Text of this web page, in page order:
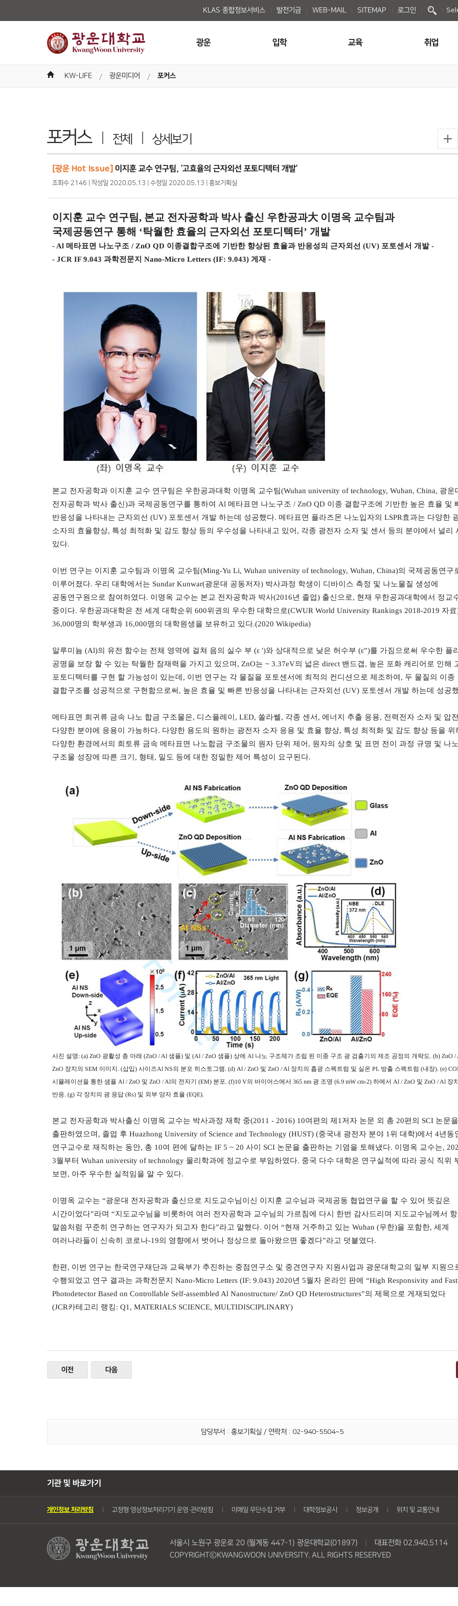
KLAS 종합정보서비스 발전기금 WEB-MAIL SITEMAP 로그인
광운 입학 교육 취업
KW-LIFE 광운미디어 포커스
포커스 전체 상세보기
[광운 Hot Issue]이지훈 교수 연구팀, ‘고효율의 근자외선 포토디텍터 개발’
조회수 2146 | 작성일 2020.05.13 | 수정일 2020.05.13 | 홍보기획실
이지훈 교수 연구팀, 본교 전자공학과 박사 출신 우한공과大 이명옥 교수팀과
국제공동연구 통해 ‘탁월한 효율의 근자외선 포토디텍터 ’개발
- Al메타표면 나노구조/ ZnO QD 이종결합구조에 기반한 향상된 효율과 반응성의 근자외선(UV) 포토센서 개발 -
- JCR IF 9.043과학전문지Nano-Micro Letters (IF: 9.043) 게재-
본교 전자공학과 이지훈 교수 연구팀은 우한공과대학 이명옥 교수팀(Wuhan university of technology, Wuhan, China, 광운
전자공학과 박사 출신)과 국제공동연구를 통하여 Al메타표면 나노구조/ ZnO QD 이종 결합구조에 기반한 높은 효율 및
반응성을 나타내는 근자외선(UV) 포토센서 개발 하는데 성공했다.메타표면 플라즈몬 나노입자의LSPR효과는 다양한
소자의 효율향상, 특성 최적화 및 감도 향상 등의 우수성을 나타내고 있어 , 각종 광전자 소자 및 센서 등의 분야에서 널리
있다.
이번 연구는 이지훈 교수팀과 이명옥 교수팀(Ming-Yu Li, Wuhan university of technology, Wuhan, China)의 국제공동연구
이루어졌다. 우리 대학에서는 Sundar Kunwar(광운대 공동저자) 박사과정 학생이 디바이스 측정 및 나노물질 생성에
공동연구원으로 참여하였다. 이명옥 교수는 본교 전자공학과 박사(2016년 졸업) 출신으로, 현재 우한공과대학에서 정교
중이다. 우한공과대학은 전 세계 대학순위 600위권의 우수한 대학으로(CWUR World University Rankings 2018-2019 자료
36,000명의 학부생과 16,000명의 대학원생을 보유하고 있다.(2020 Wikipedia)
알루미늄(Al)의 유전 함수는 전체 영역에 걸쳐 음의 실수 부(ε')와 상대적으로 낮은 허수부(ε”)를 가짐으로써 우수한 플
공명을 보장 할 수 있는 탁월한 잠재력을 가지고 있으며 , ZnO는~ 3.37eV의 넓은direct 밴드갭, 높은 포화 캐리어로 인해
포토디텍터를 구현 할 가능성이 있는데 , 이번 연구는 각 물질을 포토센서에 최적의 컨디션으로 제조하여 , 두 물질의 이종
결합구조를 성공적으로 구현함으로써 , 높은 효율 및 빠른 반응성을 나타내는 근자외선 (UV) 포토센서 개발 하는데 성공
메타표면 희귀류 금속 나노 합금 구조물은, 디스플레이 , LED, 쏠라쎌, 각종 센서 ,에너지 추출 응용, 전력전자 소자 및 압
다양한 분야에 응용이 가능하다. 다양한 용도의 원하는 광전자 소자 응용 및 효율 향상, 특성 최적화 및 감도 향상 등을 위
다양한 환경에서의 희토류 금속 메타표면 나노합금 구조물의 원자 단위 제어 , 원자의 상호 및 표면 전이 과정 규명 및 나
구조물 성장에 따른 크기 , 형태 , 밀도 등에 대한 정밀한 제어 특성이 요구된다.
사진 설명: (a) ZnO 광활성 층 아래(ZnO / Al샘플) 및(Al / ZnO샘플)상에Al 나노 구조체가 조립 된 이종 구조 광 검출기의 제조 공정의 개략도. (b) ZnO /
ZnO 장치의SEM 이미지 . (삽입)사이즈Al NS의 분포 히스토그램. (d) Al / ZnO 및ZnO / Al 장치의 흡광 스펙트럼 및 실온PL 방출 스펙트럼(내장). (e)
시뮬레이션을 통한 샘플 Al / ZnO 및 ZnO / Al의 전자기 (EM) 분포. (f)10 V의 바이어스에서 365 nm 광 조명 (6.9 mW cm-2) 하에서 Al / ZnO 및 ZnO / Al 장
반응. (g) 각 장치의 광 응답 (Rs) 및 외부 양자 효율 (EQE).
본교 전자공학과 박사출신 이명옥 교수는 박사과정 재학 중(2011 - 2016) 10여편의 제 1 저자 논문 외 총 20편의 SCI 논문을
출판하였으며 , 졸업 후Huazhong University of Science and Technology (HUST) (중국내 광전자 분야 1 위 대학)에서4년동
연구교수로 재직하는 동안, 총 10여 편에 달하는IF 5 ~ 20사이 SCI 논문을 출판하는 기염을 토해냈다. 이명옥 교수는,
3월부터 Wuhan university of technology 물리학과에 정교수로 부임하였다. 중국 다수 대학은 연구실적에 따라 공식 직위
보면 , 아주 우수한 실적임을 알 수 있다.
이명옥 교수는“광운대 전자공학과 출신으로 지도교수님이신 이지훈 교수님과 국제공동 협업연구을 할 수 있어 뜻깊은
시간이었다”라며“지도교수님을 비롯하여 여러 전자공학과 교수님의 가르침에 다시 한번 감사드리며 지도교수님께서 항
말씀처럼 꾸준히 연구하는 연구자가 되고자 한다”라고 말했다. 이어 “현재 거주하고 있는 Wuhan (우한)을 포함한, 세계
여러나라들이 신속히 코로나-19의 영향에서 벗어나 정상으로 돌아왔으면 좋겠다”라고 덧붙였다.
한편 , 이번 연구는 한국연구재단과 교육부가 추진하는 중점연구소 및 중견연구자 지원사업과 광운대학교의 일부 지원으
수행되었고 연구 결과는 과학전문지Nano-Micro Letters (IF: 9.043) 2020년5월자 온라인 판에“High Responsivity and
Photodetector Based on Controllable Self-assembled Al Nanostructure/ ZnO QD Heterostructures”의 제목으로 게재되었다
(JCR카테고리 랭킹: Q1, MATERIALS SCIENCE, MULTIDISCIPLINARY)
이전 다음
담당부서 : 홍보기획실 / 연락처 : 02-940-5504~5
기관 및 바로가기
개인정보 처리방침 고정형 영상정보처리기기 운영・관리방침 이메일 무단수집 거부 대학정보공시 정보공개 위치 및 교통안내
서울시 노원구 광운로 20 (월계동 447-1) 광운대학교(01897)
대표전화 02.940.5114
COPYRIGHTⓒKWANGWOON UNIVERSITY. ALL RIGHTS RESERVED